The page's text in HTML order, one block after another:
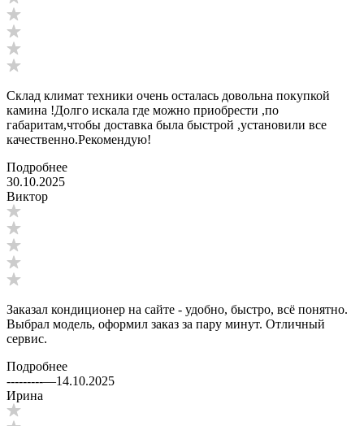
Склад климат техники очень осталась довольна покупкой
камина !Долго искала где можно приобрести ,по
габаритам,чтобы доставка была быстрой ,установили все
качественно.Рекомендую!
Подробнее
30.10.2025
Виктор
Заказал кондиционер на сайте - удобно, быстро, всё понятно.
Выбрал модель, оформил заказ за пару минут. Отличный
сервис.
Подробнее
---------—14.10.2025
Ирина